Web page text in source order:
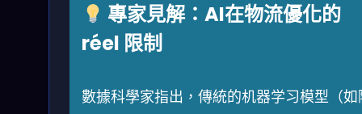
專家見解：AI在物流優化的
réel 限制
數據科學家指出，傳統的机器学习模型（如